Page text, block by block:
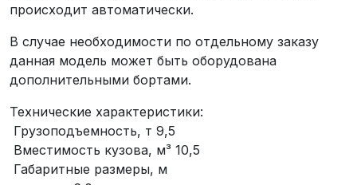
происходит автоматически.
В случае необходимости по отдельному заказу
данная модель может быть оборудована
дополнительными бортами.
Технические характеристики:
Грузоподъемность, т 9,5
Вместимость кузова, м³ 10,5
Габаритные размеры, м